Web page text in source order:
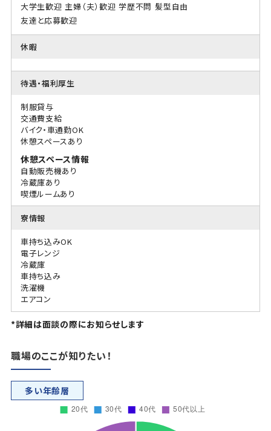
大学生歓迎 主婦（夫）歓迎 学歴不問 髪型自由
友達と応募歓迎
休暇
待遇・福利厚生
制服貸与
交通費支給
バイク・車通勤OK
休憩スペースあり
休憩スペース情報
自動販売機あり
冷蔵庫あり
喫煙ルームあり
寮情報
車持ち込みOK
電子レンジ
冷蔵庫
車持ち込み
洗濯機
エアコン
*詳細は面談の際にお知らせします
職場のここが知りたい！
多い年齢層